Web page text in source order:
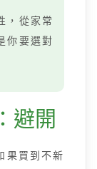
，從家常
你要選對
避開
果買到不新